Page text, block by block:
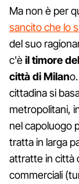
Ma non è per
sancito che lo
del suo
c'èil timore
città di Milan
cittadina si
metropolitani,
nel capoluogo
tratta in larga
attratte in città
commerciali